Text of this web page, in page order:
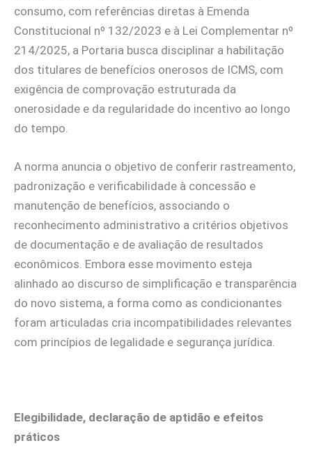
consumo, com referências diretas à Emenda
Constitucional nº 132/2023 e à Lei Complementar nº
214/2025, a Portaria busca disciplinar a habilitação
dos titulares de benefícios onerosos de ICMS, com
exigência de comprovação estruturada da
onerosidade e da regularidade do incentivo ao longo
do tempo.
A norma anuncia o objetivo de conferir rastreamento,
padronização e verificabilidade à concessão e
manutenção de benefícios, associando o
reconhecimento administrativo a critérios objetivos
de documentação e de avaliação de resultados
econômicos. Embora esse movimento esteja
alinhado ao discurso de simplificação e transparência
do novo sistema, a forma como as condicionantes
foram articuladas cria incompatibilidades relevantes
com princípios de legalidade e segurança jurídica.
Elegibilidade, declaração de aptidão e efeitos
práticos